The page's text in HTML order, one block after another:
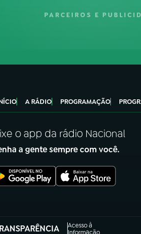
PARCEIROS E
A RÁDIO PROGRAMAÇÃO
o app da rádio Nacional
a gente sempre com você.
Acesso à